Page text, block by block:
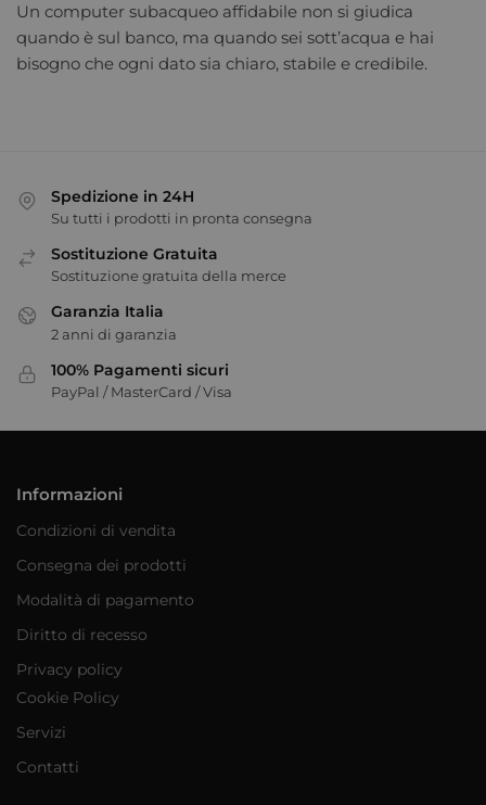
Un computer subacqueo affidabile non si giudica
quando è sul banco, ma quando sei sott’acqua e hai
bisogno che ogni dato sia chiaro, stabile e credibile.
Spedizione in 24H
Su tutti i prodotti in pronta consegna
Sostituzione Gratuita
Sostituzione gratuita della merce
Garanzia Italia
2 anni di garanzia
100% Pagamenti sicuri
PayPal / MasterCard / Visa
Informazioni
Condizioni di vendita
Consegna dei prodotti
Modalità di pagamento
Diritto di recesso
Privacy policy
Cookie Policy
Servizi
Contatti